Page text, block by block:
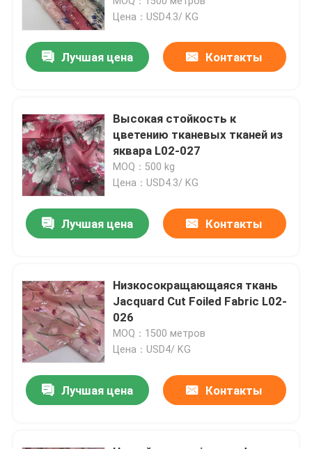
Цена：USD4.3/ KG
Лучшая цена Контакты
Высокая стойкость к
цветению тканевых тканей из
яквара L02-027
MOQ：500 kg
Цена：USD4.3/ KG
Лучшая цена Контакты
Низкосокращающаяся ткань
Jacquard Cut Foiled Fabric L02-
026
MOQ：1500 метров
Цена：USD4/ KG
Лучшая цена Контакты